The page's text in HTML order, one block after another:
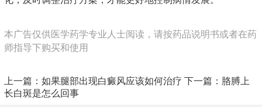
本广告仅供医学药学专业人士阅读，请按药品说明书或者在药
师指导下购买和使用
上一篇： 如果腿部出现白癜风应该如何治疗 下一篇： 胳膊上
长白斑是怎么回事